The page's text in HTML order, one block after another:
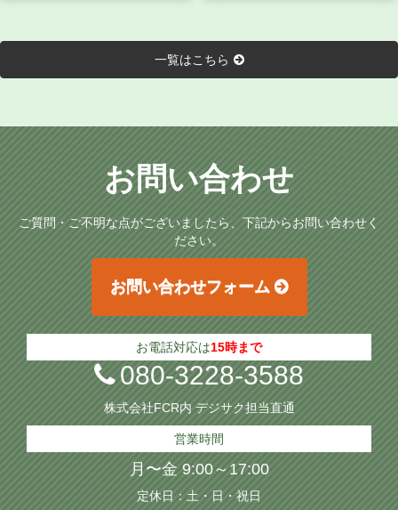
一覧はこちら
お問い合わせ
ご質問・ご不明な点がございましたら、下記からお問い合わせく
ださい。
お問い合わせフォーム
お電話対応は15時まで
080-3228-3588
株式会社FCR内 デジサク担当直通
営業時間
月〜金 9:00～17:00
定休日：土・日・祝日